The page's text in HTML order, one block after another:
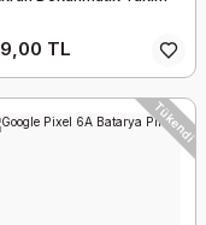
TL
Tükendi